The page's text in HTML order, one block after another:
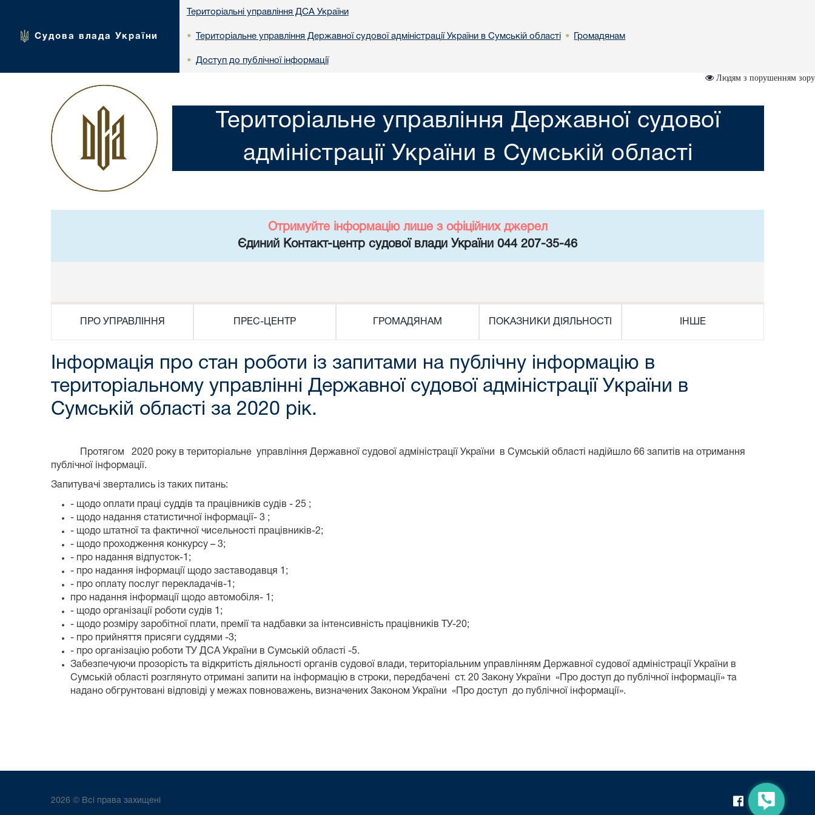
Судова влада України
Територіальні управління ДСА України
• Територіальне управління Державної судової адміністрації України в Сумській областi • Громадянам
• Доступ до публічної інформації
Людям з порушенням зору
Територіальне управління Державної судової
адміністрації України в Сумській областi
Отримуйте інформацію лише з офіційних джерел
Єдиний Контакт-центр судової влади України 044 207-35-46
ПРО УПРАВЛІННЯ ПРЕС-ЦЕНТР ГРОМАДЯНАМ ПОКАЗНИКИ ДІЯЛЬНОСТІ ІНШЕ
Інформація про стан роботи із запитами на публічну інформацію в
територіальному управлінні Державної судової адміністрації України в
Сумській області за 2020 рік.
Протягом 2020 року в територіальне управління Державної судової адміністрації України в Сумській області надійшло 66 запитів на отримання
публічної інформації.
Запитувачі звертались із таких питань:
- щодо оплати праці суддів та працівників судів - 25 ;
- щодо надання статистичної інформації- 3 ;
- щодо штатної та фактичної чисельності працівників-2;
- щодо проходження конкурсу – 3;
- про надання відпусток-1;
- про надання інформації щодо заставодавця 1;
- про оплату послуг перекладачів-1;
про надання інформації щодо автомобіля- 1;
- щодо організації роботи судів 1;
- щодо розміру заробітної плати, премії та надбавки за інтенсивність працівників ТУ-20;
- про прийняття присяги суддями -3;
- про організацію роботи ТУ ДСА України в Сумській області -5.
Забезпечуючи прозорість та відкритість діяльності органів судової влади, територіальним управлінням Державної судової адміністрації України в
Сумській області розглянуто отримані запити на інформацію в строки, передбачені ст. 20 Закону України «Про доступ до публічної інформації» та
надано обгрунтовані відповіді у межах повноважень, визначених Законом України «Про доступ до публічної інформації».
2026 © Всі права захищені